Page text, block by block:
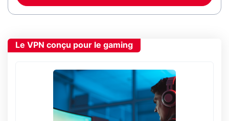
Le VPN conçu pour le gaming